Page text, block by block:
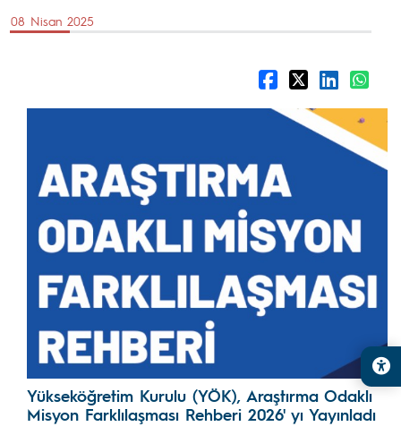
08 Nisan 2025
Yükseköğretim Kurulu (YÖK), Araştırma Odaklı
Misyon Farklılaşması Rehberi 2026' yı Yayınladı